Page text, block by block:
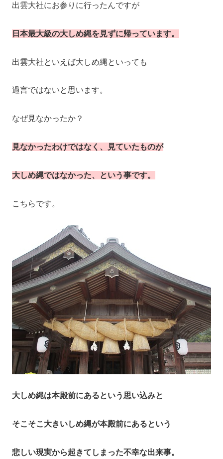
出雲大社にお参りに行ったんですが
日本最大級の大しめ縄を見ずに帰っています。
出雲大社といえば大しめ縄といっても
過言ではないと思います。
なぜ見なかったか？
見なかったわけではなく、見ていたものが
大しめ縄ではなかった、という事です。
こちらです。
大しめ縄は本殿前にあるという思い込みと
そこそこ大きいしめ縄が本殿前にあるという
悲しい現実から起きてしまった不幸な出来事。